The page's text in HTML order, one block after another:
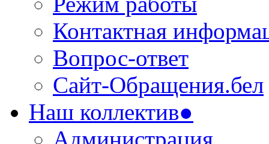
Контактная
Вопрос-ответ
Сайт-Обращения.бел
Наш коллектив●
Администрация